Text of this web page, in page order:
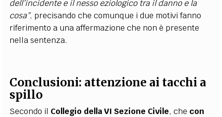
dell’incidente e il nesso eziologico tra il danno e la
cosa”, precisando che comunque i due motivi fanno
riferimento a una affermazione che non è presente
nella sentenza.
Conclusioni: attenzione ai tacchi a
spillo
Secondo il Collegio della VI Sezione Civile, che con